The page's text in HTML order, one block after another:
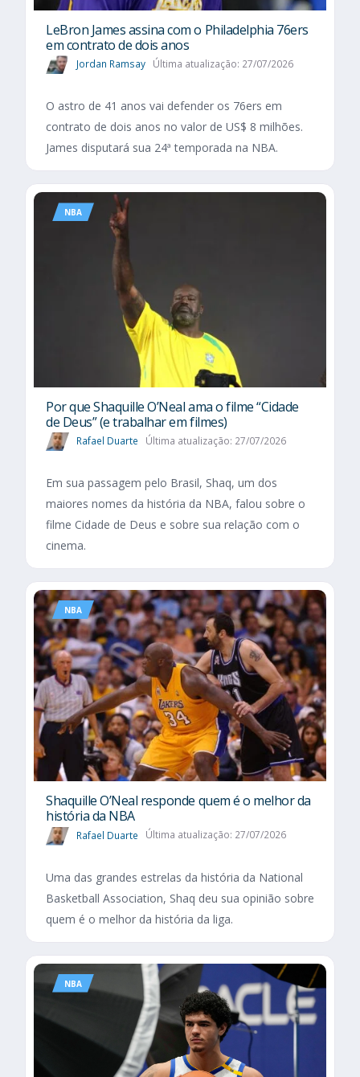
LeBron James assina com o Philadelphia 76ers
em contrato de dois anos
Jordan Ramsay Última atualização: 27/07/2026
O astro de 41 anos vai defender os 76ers em
contrato de dois anos no valor de US$ 8 milhões.
James disputará sua 24ª temporada na NBA.
NBA
Por que Shaquille O’Neal ama o filme “Cidade
de Deus” (e trabalhar em filmes)
Rafael Duarte Última atualização: 27/07/2026
Em sua passagem pelo Brasil, Shaq, um dos
maiores nomes da história da NBA, falou sobre o
filme Cidade de Deus e sobre sua relação com o
cinema.
NBA
Shaquille O’Neal responde quem é o melhor da
história da NBA
Rafael Duarte Última atualização: 27/07/2026
Uma das grandes estrelas da história da National
Basketball Association, Shaq deu sua opinião sobre
quem é o melhor da história da liga.
NBA